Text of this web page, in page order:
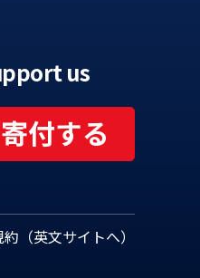
us
寄付する
（英文サイトへ）